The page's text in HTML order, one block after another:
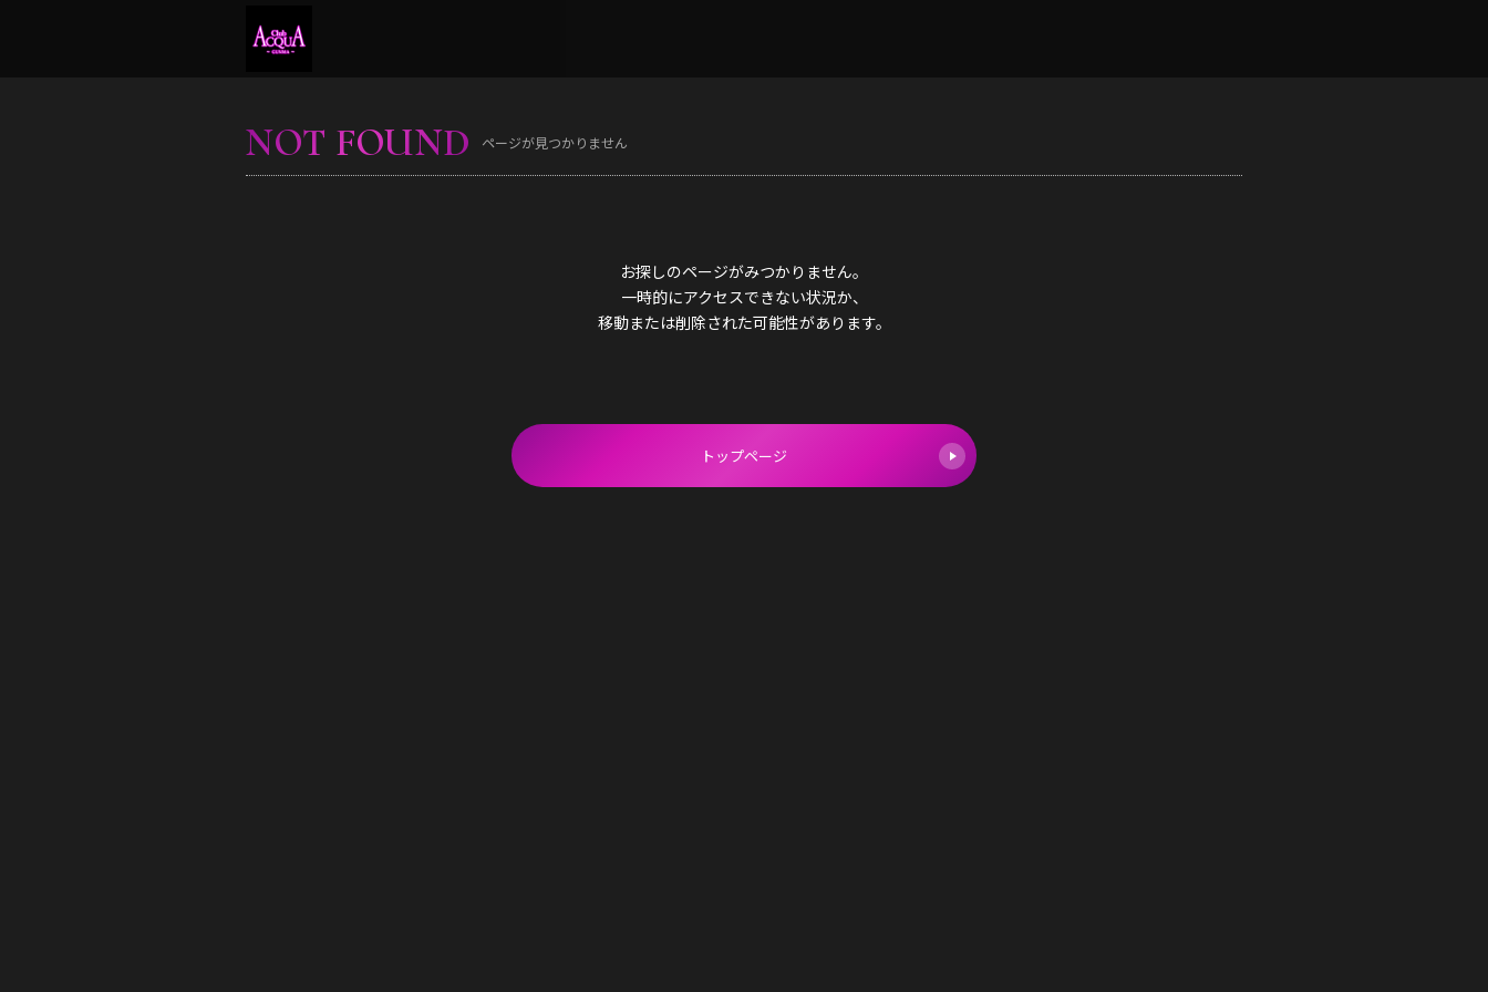
NOT FOUND ページが見つかりません
お探しのページがみつかりません。
一時的にアクセスできない状況か、
移動または削除された可能性があります。
トップページ